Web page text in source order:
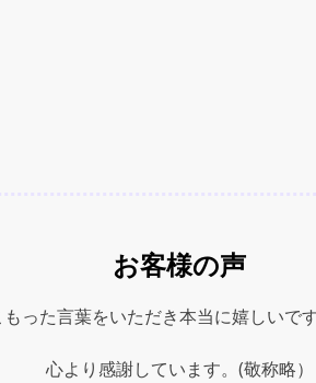
お客様の声
った言葉をいただき本当に嬉しいで
心より感謝しています。(敬称略）